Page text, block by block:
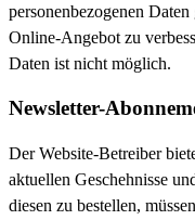
personenbezogenen
Online-Angebot zu
Daten ist nicht möglich.
Newsletter-
Der Website-Betreiber
aktuellen Geschehnisse
diesen zu bestellen,